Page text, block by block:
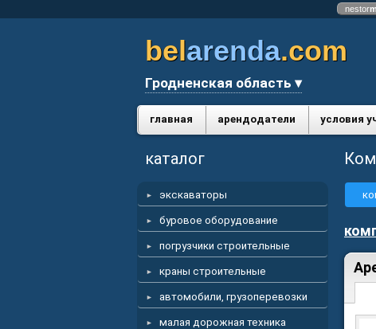
nestor
belarenda.com
Гродненская область ▾
главная арендодатели условия
каталог
экскаваторы
буровое оборудование
погрузчики строительные
краны строительные
автомобили, грузоперевозки
малая дорожная техника